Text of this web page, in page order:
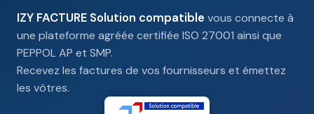
IZY FACTURE Solution compatible vous connecte à
une plateforme agréée certifiée ISO 27001 ainsi que
PEPPOL AP et SMP.
Recevez les factures de vos fournisseurs et émettez
les vôtres.